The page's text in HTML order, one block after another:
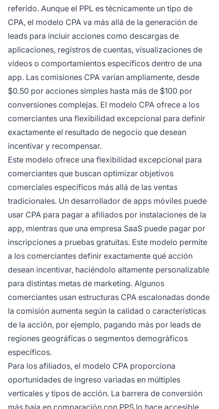
referido. Aunque el PPL es técnicamente un tipo de
CPA, el modelo CPA va más allá de la generación de
leads para incluir acciones como descargas de
aplicaciones, registros de cuentas, visualizaciones de
videos o comportamientos específicos dentro de una
app. Las comisiones CPA varían ampliamente, desde
$0.50 por acciones simples hasta más de $100 por
conversiones complejas. El modelo CPA ofrece a los
comerciantes una flexibilidad excepcional para definir
exactamente el resultado de negocio que desean
incentivar y recompensar.
Este modelo ofrece una flexibilidad excepcional para
comerciantes que buscan optimizar objetivos
comerciales específicos más allá de las ventas
tradicionales. Un desarrollador de apps móviles puede
usar CPA para pagar a afiliados por instalaciones de la
app, mientras que una empresa SaaS puede pagar por
inscripciones a pruebas gratuitas. Este modelo permite
a los comerciantes definir exactamente qué acción
desean incentivar, haciéndolo altamente personalizable
para distintas metas de marketing. Algunos
comerciantes usan estructuras CPA escalonadas donde
la comisión aumenta según la calidad o características
de la acción, por ejemplo, pagando más por leads de
regiones geográficas o segmentos demográficos
específicos.
Para los afiliados, el modelo CPA proporciona
oportunidades de ingreso variadas en múltiples
verticales y tipos de acción. La barrera de conversión
más baja en comparación con PPS lo hace accesible